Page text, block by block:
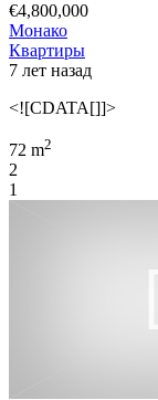
€4,800,000
Монако
Квартиры
7 лет назад
<![CDATA[]]>
72 m2
2
1